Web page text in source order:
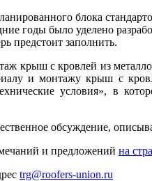
блока
годы было уделено
предстоит заполнить.
с кровлей из
и монтажу крыш с
условия», в
обсуждение,
и предложений на
trg@roofers-union.ru